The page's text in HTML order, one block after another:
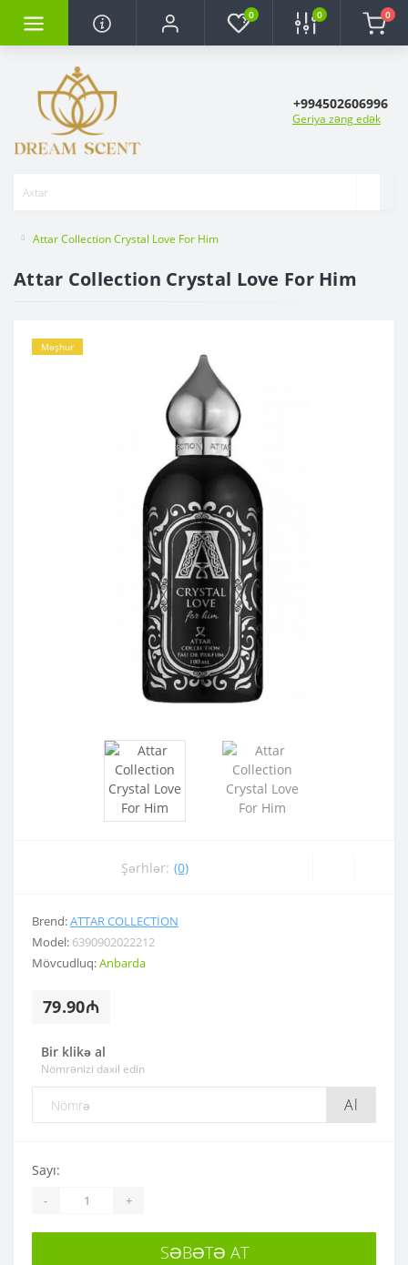
0 0 0
+994502606996
Geriya zəng edək
Attar Collection Crystal Love For Him
Attar Collection Crystal Love For Him
Məşhur
Şərhlər: (0)
Brend:ATTAR COLLECTION
Model: 6390902022212
Mövcudluq:Anbarda
79.90₼
Bir klikə al
Nömrənizi daxil edin
Al
Sayı:
- +
SƏBƏTƏ AT